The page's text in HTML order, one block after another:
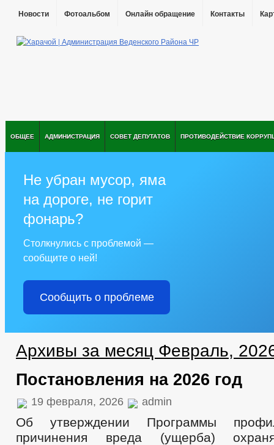
Новости Фотоальбом Онлайн обращение Контакты
ОБЩЕЕ АДМИНИСТРАЦИЯ СОВЕТ ДЕПУТАТОВ ПРОТИВОДЕЙСТВИЕ
Не убран мусор, яма
на дороге, не горит
фонарь?
Столкнулись с проблемой —
сообщите о ней!
Сообщить о проблеме
Архивы за месяц Февраль,
Постановления на 2026 год
19 февраля, 2026 admin
Об утверждении Программы
причинения вреда (ущерба)